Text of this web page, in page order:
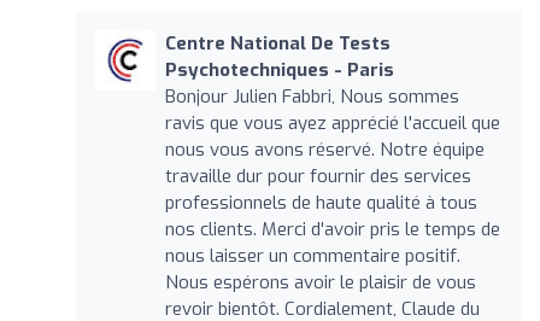
Centre National De Tests
Psychotechniques - Paris
Bonjour Julien Fabbri, Nous sommes
ravis que vous ayez apprécié l'accueil que
nous vous avons réservé. Notre équipe
travaille dur pour fournir des services
professionnels de haute qualité à tous
nos clients. Merci d'avoir pris le temps de
nous laisser un commentaire positif.
Nous espérons avoir le plaisir de vous
revoir bientôt. Cordialement, Claude du